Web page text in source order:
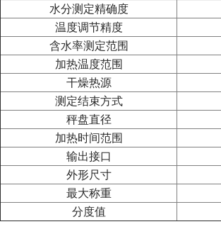
水分测定精确度
温度调节精度
含水率测定范围
加热温度范围
干燥热源
测定结束方式
秤盘直径
加热时间范围
输出接口
外形尺寸
最大称重
分度值